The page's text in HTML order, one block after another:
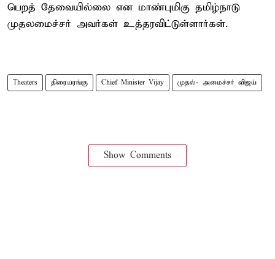
பெறத் தேவையில்லை என மாண்புமிகு தமிழ்நாடு
முதலமைச்சர் அவர்கள் உத்தரவிட்டுள்ளார்கள்.
Theaters திரையரங்கு Chief Minister Vijay முதல்- அமைச்சர் விஜய்
Show Comments